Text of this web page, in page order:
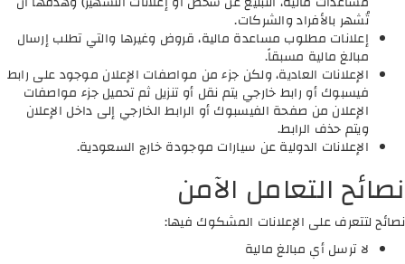
تُشهر بالأفراد والشركات.
إعلانات مطلوب مساعدة مالية، قروض وغيرها والتي تطلب إرسال
مبالغ مالية مسبقاً.
الإعلانات العادية، ولكن جزء من مواصفات الإعلان موجود على رابط
فيسبوك أو رابط خارجي يتم نقل أو تنزيل ثم تحميل جزء مواصفات
الإعلان من صفحة الفيسبوك أو الرابط الخارجي إلى داخل الإعلان
ويتم حذف الرابط.
الإعلانات الدولية عن سيارات موجودة خارج السعودية.
نصائح التعامل الآمن
نصائح لتتعرف على الإعلانات المشكوك فيها:
لا ترسل أي مبالغ مالية